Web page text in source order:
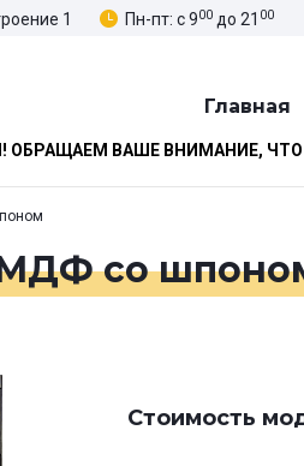
1 Пн-пт: с 900 до 21 00
Главная
ВАШЕ ВНИМАНИЕ,
МДФ со
Стоимость